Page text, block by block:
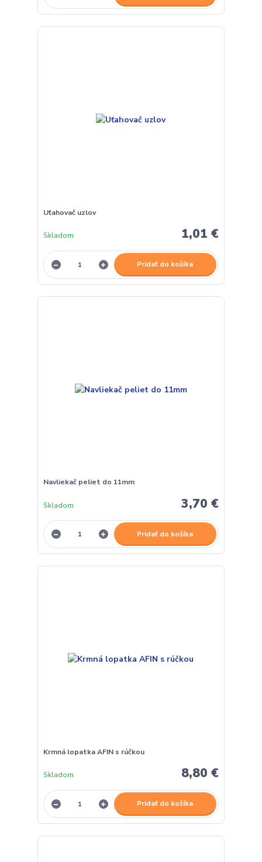
Uťahovač uzlov
1,01 €
Skladom
Pridať do košíka
Navliekač peliet do 11mm
3,70 €
Skladom
Pridať do košíka
Krmná lopatka AFIN s rúčkou
8,80 €
Skladom
Pridať do košíka